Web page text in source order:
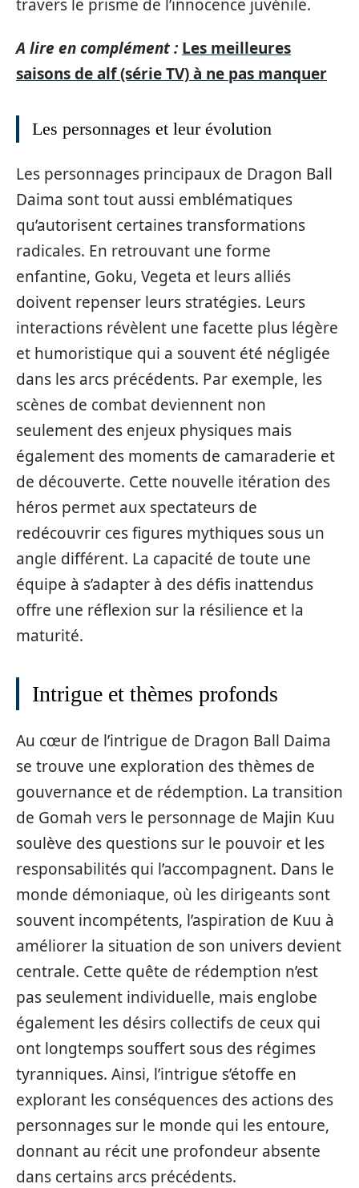
travers le prisme de l’innocence juvénile.
A lire en complément : Les meilleures
saisons de alf (série TV) à ne pas manquer
Les personnages et leur évolution
Les personnages principaux de Dragon Ball
Daima sont tout aussi emblématiques
qu’autorisent certaines transformations
radicales. En retrouvant une forme
enfantine, Goku, Vegeta et leurs alliés
doivent repenser leurs stratégies. Leurs
interactions révèlent une facette plus légère
et humoristique qui a souvent été négligée
dans les arcs précédents. Par exemple, les
scènes de combat deviennent non
seulement des enjeux physiques mais
également des moments de camaraderie et
de découverte. Cette nouvelle itération des
héros permet aux spectateurs de
redécouvrir ces figures mythiques sous un
angle différent. La capacité de toute une
équipe à s’adapter à des défis inattendus
offre une réflexion sur la résilience et la
maturité.
Intrigue et thèmes profonds
Au cœur de l’intrigue de Dragon Ball Daima
se trouve une exploration des thèmes de
gouvernance et de rédemption. La transition
de Gomah vers le personnage de Majin Kuu
soulève des questions sur le pouvoir et les
responsabilités qui l’accompagnent. Dans le
monde démoniaque, où les dirigeants sont
souvent incompétents, l’aspiration de Kuu à
améliorer la situation de son univers devient
centrale. Cette quête de rédemption n’est
pas seulement individuelle, mais englobe
également les désirs collectifs de ceux qui
ont longtemps souffert sous des régimes
tyranniques. Ainsi, l’intrigue s’étoffe en
explorant les conséquences des actions des
personnages sur le monde qui les entoure,
donnant au récit une profondeur absente
dans certains arcs précédents.